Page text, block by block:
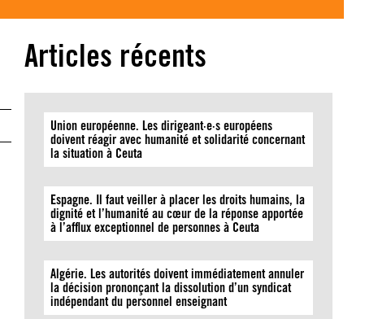
Articles récents
Union européenne. Les dirigeant·e·s européens
doivent réagir avec humanité et solidarité concernant
la situation à Ceuta
Espagne. Il faut veiller à placer les droits humains, la
dignité et l’humanité au cœur de la réponse apportée
à l’afflux exceptionnel de personnes à Ceuta
Algérie. Les autorités doivent immédiatement annuler
la décision prononçant la dissolution d’un syndicat
indépendant du personnel enseignant